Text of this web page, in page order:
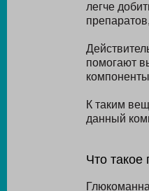
легче
помогают
К таким
данный
Что такое